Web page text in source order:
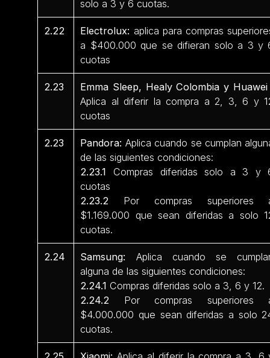
solo a 3 y 6 cuotas.
2.22 Electrolux: aplica para compras
a $400.000 que se difieran solo a 3 y
cuotas
2.23
Emma Sleep, Healy Colombia y Huawei
Aplica al diferir la compra a 2, 3, 6 y
cuotas
2.23 Pandora: Aplica cuando se cumplan
de las siguientes condiciones:
2.23.1 Compras diferidas solo a 3 y
cuotas
2.23.2 Por compras superiores
$1.169.000 que sean diferidas a solo
cuotas.
2.24 Samsung: Aplica cuando se
alguna de las siguientes condiciones:
2.24.1 Compras diferidas solo a 3, 6 y 12.
2.24.2 Por compras superiores
$4.000.000 que sean diferidas a solo
cuotas.